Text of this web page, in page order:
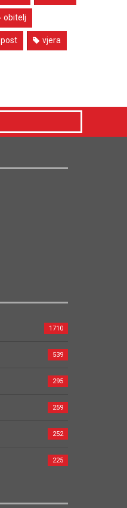
obitelj
post vjera
1710
539
295
259
252
225